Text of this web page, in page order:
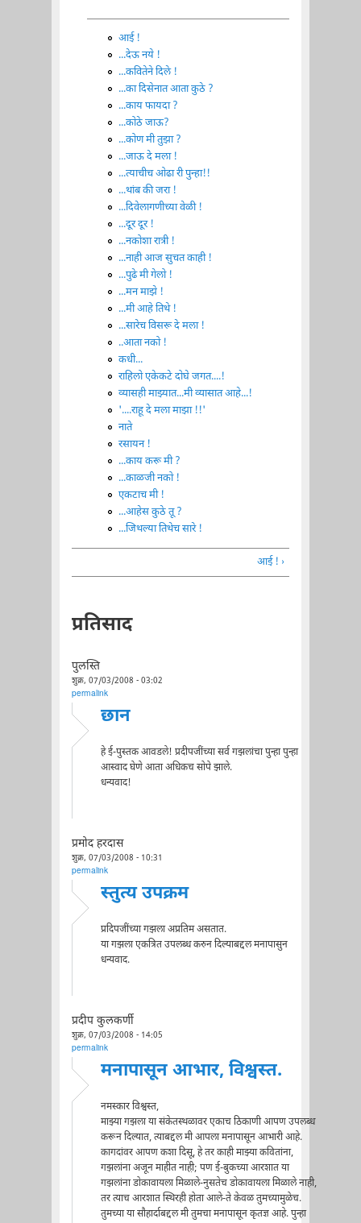
आई !
...देऊ नये !
...कवितेने दिले !
...का दिसेनात आता कुठे ?
...काय फायदा ?
...कोठे जाऊ?
...कोण मी तुझा ?
...जाऊ दे मला !
...त्याचीच ओढा री पुन्हा!!
...थांब की जरा !
...दिवेलागणीच्या वेळी !
...दूर दूर !
...नकोशा रात्री !
...नाही आज सुचत काही !
...पुढे मी गेलो !
...मन माझे !
...मी आहे तिथे !
...सारेच विसरू दे मला !
..आता नको !
कधी...
राहिलो एकेकटे दोघे जगत....!
व्यासही माझ्यात...मी व्यासात आहे...!
'....राहू दे मला माझा !!'
नाते
रसायन !
...काय करू मी ?
...काळजी नको !
एकटाच मी !
...आहेस कुठे तू ?
...जिथल्या तिथेच सारे !
आई ! ›
प्रतिसाद
पुलस्ति
शुक्र, 07/03/2008 - 03:02
permalink
छान
हे ई-पुस्तक आवडले! प्रदीपजींच्या सर्व गझलांचा पुन्हा पुन्हा
आस्वाद घेणे आता अधिकच सोपे झाले.
धन्यवाद!
प्रमोद हरदास
शुक्र, 07/03/2008 - 10:31
permalink
स्तुत्य उपक्रम
प्रदिपजींच्या गझला अप्रतिम असतात.
या गझला एकत्रित उपलब्ध करुन दिल्याबद्दल मनापासुन
धन्यवाद.
प्रदीप कुलकर्णी
शुक्र, 07/03/2008 - 14:05
permalink
मनापासून आभार, विश्वस्त.
नमस्कार विश्वस्त,
माझ्या गझला या संकेतस्थळावर एकाच ठिकाणी आपण उपलब्ध
करून दिल्यात, त्याबद्दल मी आपला मनापासून आभारी आहे.
कागदांवर आपण कशा दिसू, हे तर काही माझ्या कवितांना,
गझलांना अजून माहीत नाही़; पण ई-बुकच्या आरशात या
गझलांना डोकावायला मिळाले-नुसतेच डोकावायला मिळाले नाही,
तर त्याच आरशात स्थिरही होता आले-ते केवळ तुमच्यामुळेच.
तुमच्या या सौहार्दाबद्दल मी तुमचा मनापासून कृतज्ञ आहे. पुन्हा